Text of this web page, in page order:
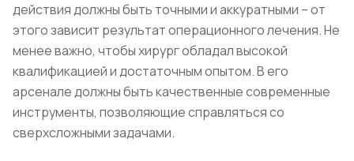
действия должны быть точными и аккуратными – от
этого зависит результат операционного лечения. Не
менее важно, чтобы хирург обладал высокой
квалификацией и достаточным опытом. В его
арсенале должны быть качественные современные
инструменты, позволяющие справляться со
сверхсложными задачами.